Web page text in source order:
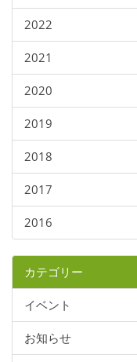
2022
2021
2020
2019
2018
2017
2016
カテゴリー
イベント
お知らせ